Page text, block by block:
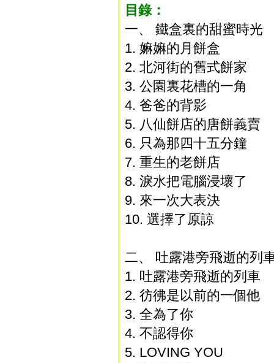
目錄：
一、 鐵盒裏的甜蜜時光
1. 嫲嫲的月餅盒
2. 北河街的舊式餅家
3. 公園裏花槽的一角
4. 爸爸的背影
5. 八仙餅店的唐餅義賣
6. 只為那四十五分鐘
7. 重生的老餅店
8. 淚水把電腦浸壞了
9. 來一次大表決
10. 選擇了原諒
二、 吐露港旁飛逝的列
1. 吐露港旁飛逝的列車
2. 彷彿是以前的一個他
3. 全為了你
4. 不認得你
5. LOVING YOU